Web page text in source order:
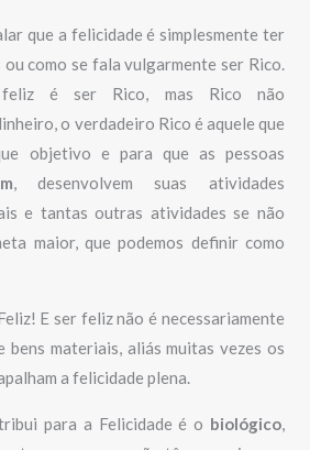
que a felicidade é simplesmente ter
como se fala vulgarmente ser Rico.
é ser Rico, mas Rico não
o verdadeiro Rico é aquele que
objetivo e para que as pessoas
, desenvolvem suas atividades
e tantas outras atividades se não
maior, que podemos definir como
E ser feliz não é necessariamente
bens materiais, aliás muitas vezes os
a felicidade plena.
para a Felicidade é o biológico,